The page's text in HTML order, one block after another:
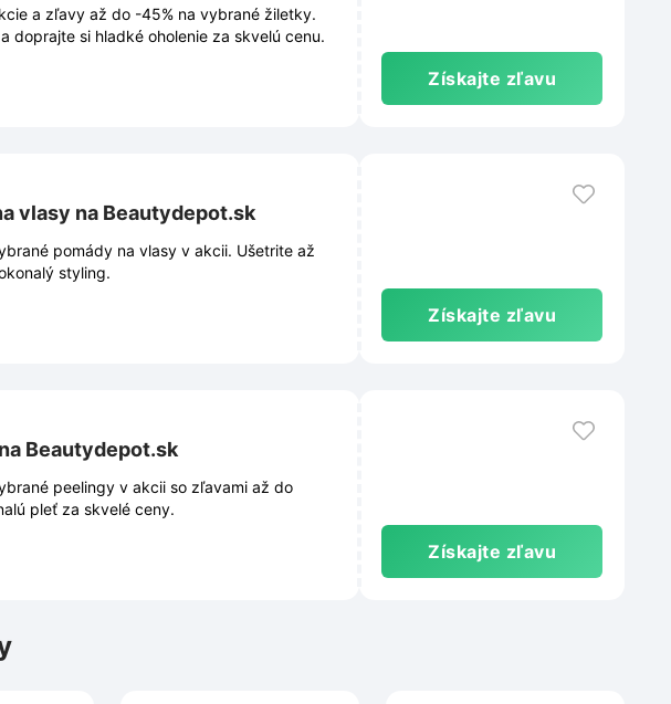
a zľavy až do -45% na vybrané žiletky.
doprajte si hladké oholenie za skvelú cenu.
Získajte zľavu
vlasy na Beautydepot.sk
pomády na vlasy v akcii. Ušetrite až
styling.
Získajte zľavu
Beautydepot.sk
peelingy v akcii so zľavami až do
pleť za skvelé ceny.
Získajte zľavu